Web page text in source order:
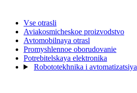
Vse otrasli
Aviakosmicheskoe proizvodstvo
Avtomobilnaya otrasl
Promyshlennoe oborudovanie
Potrebitelskaya elektronika
Robototekhnika i avtomatizatsiya